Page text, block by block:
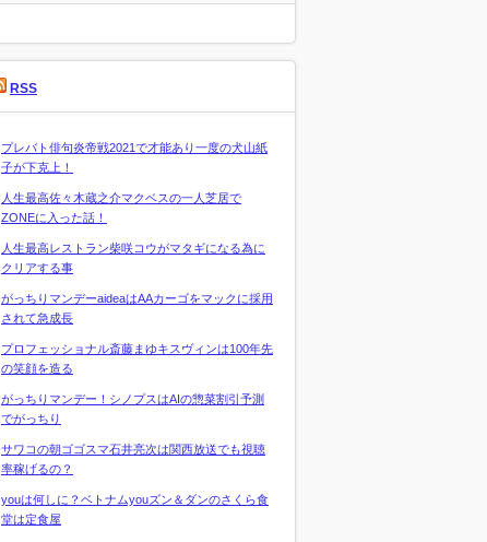
RSS
プレバト俳句炎帝戦2021で才能あり一度の犬山紙
子が下克上！
人生最高佐々木蔵之介マクベスの一人芝居で
ZONEに入った話！
人生最高レストラン柴咲コウがマタギになる為に
クリアする事
がっちりマンデーaideaはAAカーゴをマックに採用
されて急成長
プロフェッショナル斎藤まゆキスヴィンは100年先
の笑顔を造る
がっちりマンデー！シノプスはAIの惣菜割引予測
でがっちり
サワコの朝ゴゴスマ石井亮次は関西放送でも視聴
率稼げるの？
youは何しに？ベトナムyouズン＆ダンのさくら食
堂は定食屋